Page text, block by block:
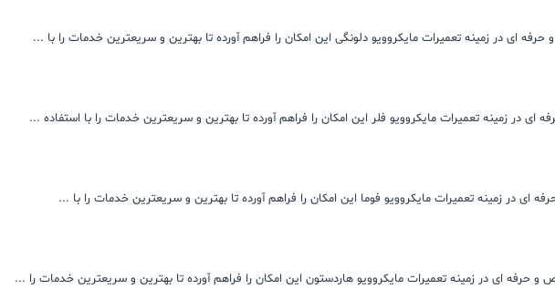
ای در زمینه تعمیرات مایکروویو دلونگی این امکان را فراهم آورده تا بهترین و سریعترین خدمات را با ...
ای در زمینه تعمیرات مایکروویو فلر این امکان را فراهم آورده تا بهترین و سریعترین خدمات را با استفاده ...
ای در زمینه تعمیرات مایکروویو فوما این امکان را فراهم آورده تا بهترین و سریعترین خدمات را با ...
و حرفه ای در زمینه تعمیرات مایکروویو هاردستون این امکان را فراهم آورده تا بهترین و سریعترین خدمات را ...